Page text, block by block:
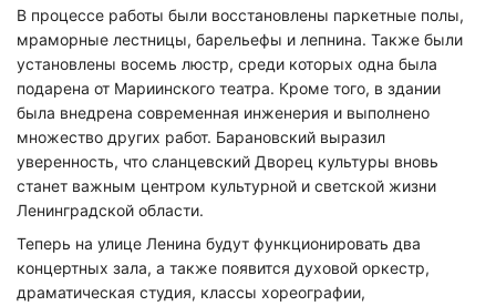
В процессе работы были восстановлены паркетные полы,
мраморные лестницы, барельефы и лепнина. Также были
установлены восемь люстр, среди которых одна была
подарена от Мариинского театра. Кроме того, в здании
была внедрена современная инженерия и выполнено
множество других работ. Барановский выразил
уверенность, что сланцевский Дворец культуры вновь
станет важным центром культурной и светской жизни
Ленинградской области.
Теперь на улице Ленина будут функционировать два
концертных зала, а также появится духовой оркестр,
драматическая студия, классы хореографии,